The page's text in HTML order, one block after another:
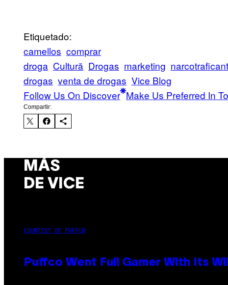
Etiquetado:
camellos comprar
droga Cultură Drogas marketing
drogas venta de drogas Vice Blog
Follow Us On Discover Make Us Preferred In
Compartir:
MÁS
DE VICE
COURTESY OF PUFFCO
Puffco Went Full Gamer With Its